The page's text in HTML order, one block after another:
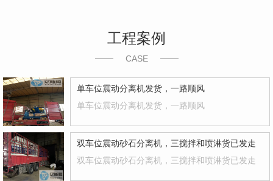
工程案例
CASE
单车位震动分离机发货，一路顺风
单车位震动分离机发货，一路顺风
双车位震动砂石分离机，三搅拌和喷淋货已发走
双车位震动砂石分离机，三搅拌和喷淋货已发走